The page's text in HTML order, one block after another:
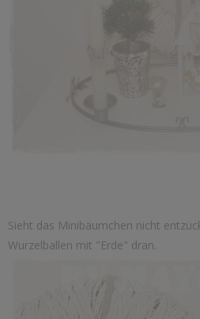
Sieht das Minibäumchen nicht
Wurzelballen mit "Erde" dran.